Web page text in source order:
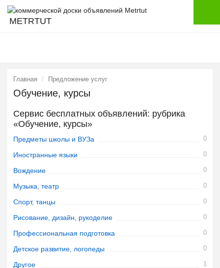
METRTUT
Главная Предложение услуг
Обучение, курсы
Сервис бесплатных объявлений: рубрика
«Обучение, курсы»
Предметы школы и ВУЗа 0
Иностранные языки 0
Вождение 0
Музыка, театр 0
Спорт, танцы 0
Рисование, дизайн, рукоделие 0
Профессиональная подготовка 0
Детское развитие, логопеды 0
Другое 1